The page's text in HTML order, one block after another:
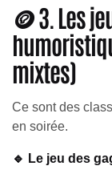
🪙 3. Les
mixtes)
Ce sont des
en soirée.
🔹 Le jeu des